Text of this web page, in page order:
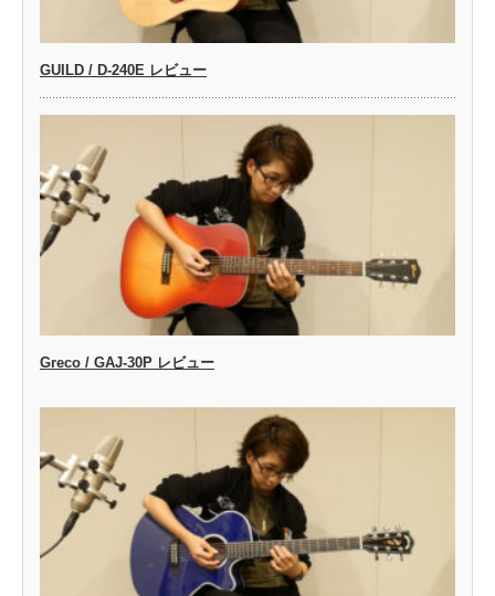
GUILD / D-240E レビュー
Greco / GAJ-30P レビュー